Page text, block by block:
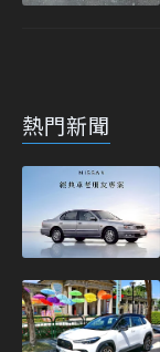
熱門新聞